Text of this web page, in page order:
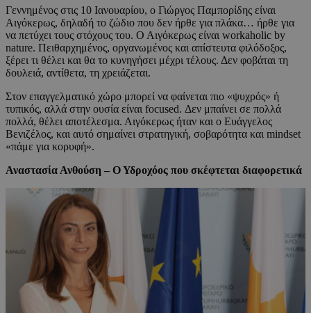
Γεννημένος στις 10 Ιανουαρίου, ο Γιώργος Παμπορίδης είναι
Αιγόκερως, δηλαδή το ζώδιο που δεν ήρθε για πλάκα… ήρθε για
να πετύχει τους στόχους του. Ο Αιγόκερως είναι workaholic by
nature. Πειθαρχημένος, οργανωμένος και απίστευτα φιλόδοξος,
ξέρει τι θέλει και θα το κυνηγήσει μέχρι τέλους. Δεν φοβάται τη
δουλειά, αντίθετα, τη χρειάζεται.
Στον επαγγελματικό χώρο μπορεί να φαίνεται πιο «ψυχρός» ή
τυπικός, αλλά στην ουσία είναι focused. Δεν μπαίνει σε πολλά
πολλά, θέλει αποτέλεσμα. Αιγόκερως ήταν και ο Ευάγγελος
Βενιζέλος, και αυτό σημαίνει στρατηγική, σοβαρότητα και mindset
«πάμε για κορυφή».
Αναστασία Ανθούση – Ο Υδροχόος που σκέφτεται διαφορετικά